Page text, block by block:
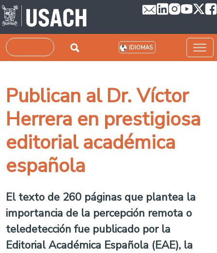
Pasar al contenido principal
Buscar IDIOMAS
Publican al Dr. Víctor
Herrera en prestigiosa
editorial académica
española
El texto de 260 páginas que plantea la
importancia de la percepción remota o
teledetección fue publicado por la
Editorial Académica Española (EAE), la